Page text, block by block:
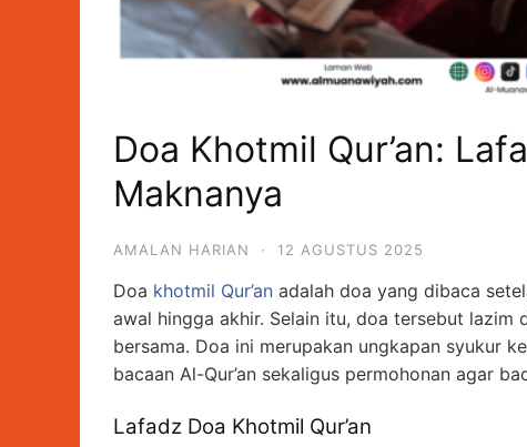
Doa Khotmil Qur’an:
Maknanya
AMALAN HARIAN · 12 AGUSTUS 2025
Doa khotmil Qur’an adalah doa yang dibaca
awal hingga akhir. Selain itu, doa tersebut lazim
bersama. Doa ini merupakan ungkapan syukur
bacaan Al-Qur’an sekaligus permohonan agar
Lafadz Doa Khotmil Qur’an